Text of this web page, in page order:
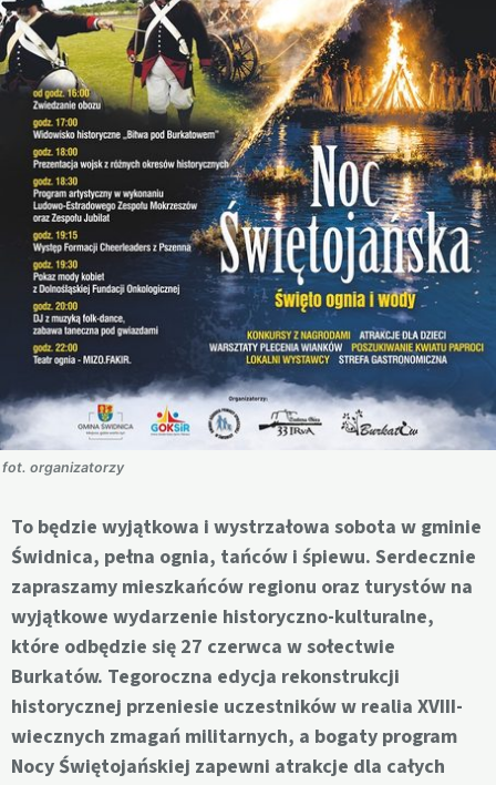
fot. organizatorzy
To będzie wyjątkowa i wystrzałowa sobota w gminie
Świdnica, pełna ognia, tańców i śpiewu. Serdecznie
zapraszamy mieszkańców regionu oraz turystów na
wyjątkowe wydarzenie historyczno-kulturalne,
które odbędzie się 27 czerwca w sołectwie
Burkatów. Tegoroczna edycja rekonstrukcji
historycznej przeniesie uczestników w realia XVIII-
wiecznych zmagań militarnych, a bogaty program
Nocy Świętojańskiej zapewni atrakcje dla całych